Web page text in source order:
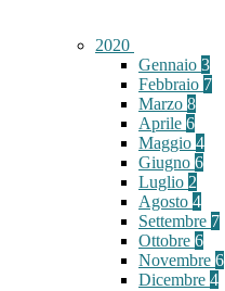
2020
Gennaio 3
Febbraio 7
Marzo 8
Aprile 6
Maggio 4
Giugno 6
Luglio 2
Agosto 4
Settembre 7
Ottobre 6
Novembre 6
Dicembre 4